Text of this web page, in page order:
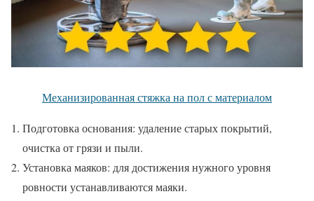
Механизированная стяжка на пол с материалом
Подготовка основания: удаление старых покрытий,
очистка от грязи и пыли.
Установка маяков: для достижения нужного уровня
ровности устанавливаются маяки.